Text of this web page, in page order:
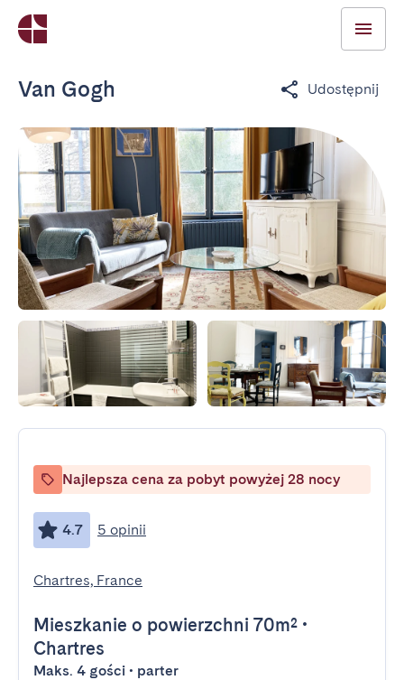
Van Gogh Udostępnij
Najlepsza cena za pobyt powyżej 28 nocy
4.7 5 opinii
Chartres, France
Mieszkanie o powierzchni 70m² •
Chartres
Maks. 4 gości • parter